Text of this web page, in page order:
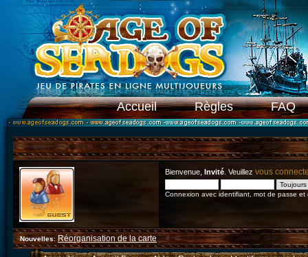
Accueil Règles FAQ
Bienvenue, Invité . Veuillez vous
Connexion avec identifiant, mot de passe et
Nouvelles: Réorganisation de la carte